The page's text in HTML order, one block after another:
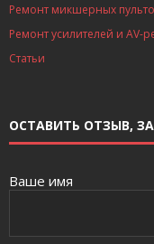
Ремонт микшерных
Ремонт усилителей и AV-
Статьи
ОСТАВИТЬ ОТЗЫВ,
Ваше имя